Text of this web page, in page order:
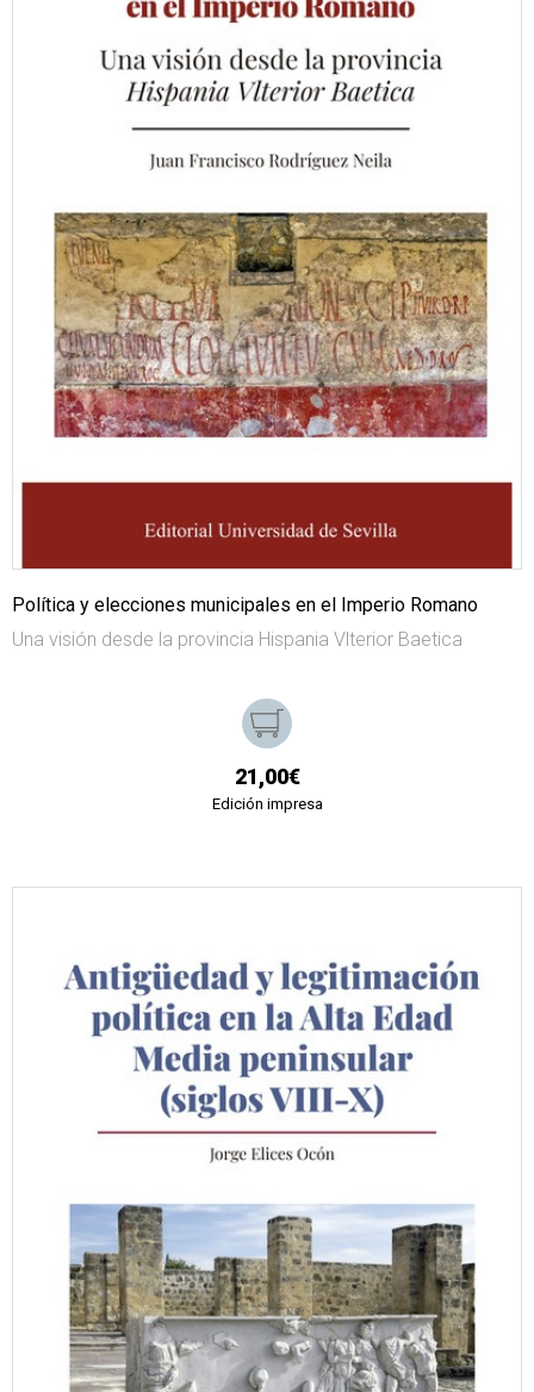
Política y elecciones municipales en el Imperio Romano
Una visión desde la provincia Hispania Vlterior Baetica
21,00€
Edición impresa